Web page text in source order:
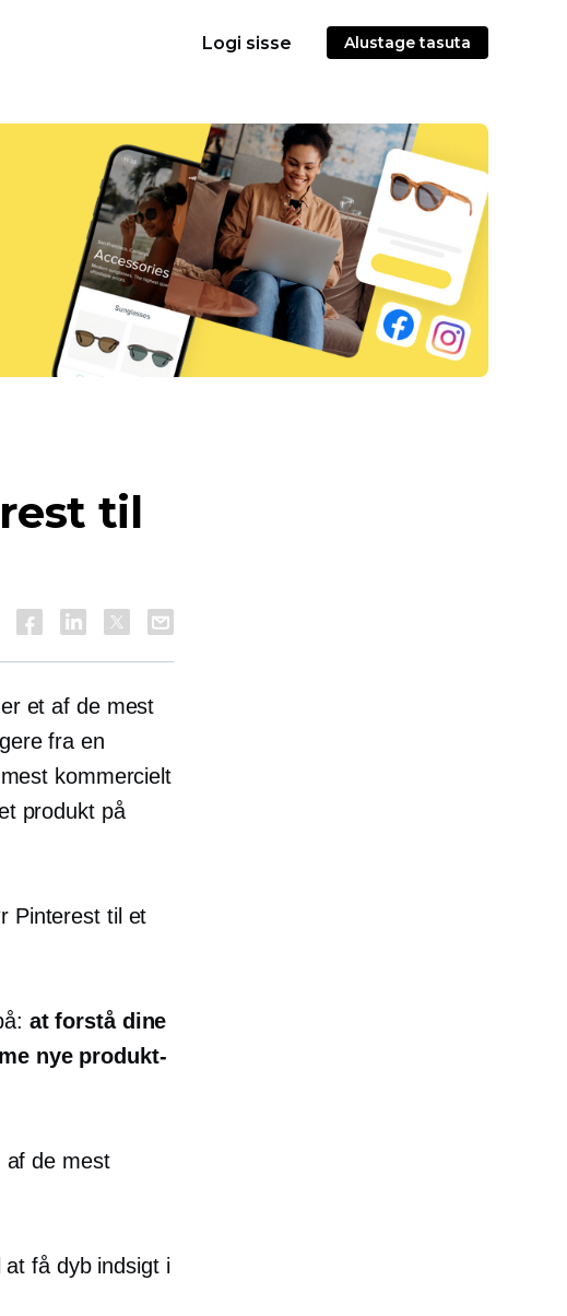
Logi sisse Alustage tasuta
til
et af de mest
fra en
kommercielt
produkt på
Pinterest til et
at forstå dine
nye produkt-
af ​​de mest
få dyb indsigt i